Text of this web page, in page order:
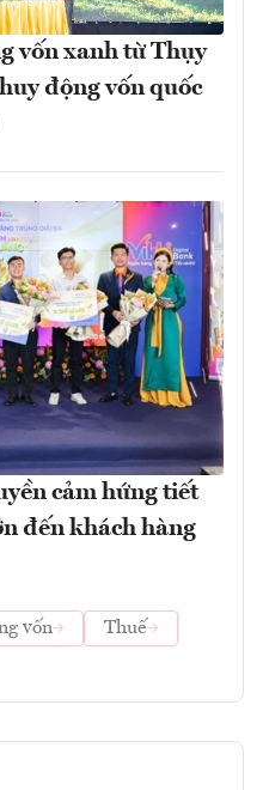
vốn xanh từ Thụy
động vốn quốc
cảm hứng tiết
đến khách hàng
vốn
Thuế